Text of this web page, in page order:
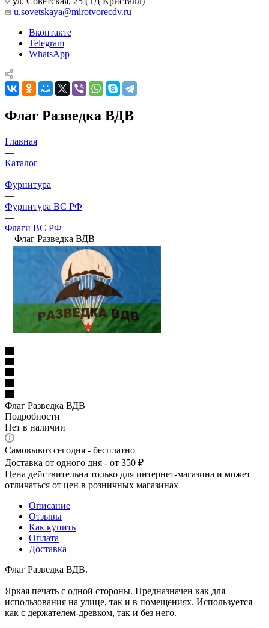
u.sovetskaya@mirotvorecdv.ru
Вконтакте
Telegram
WhatsApp
Флаг Разведка ВДВ
Главная
—
Каталог
—
Фурнитура
—
Фурнитура ВС РФ
—
Флаги ВС РФ
—Флаг Разведка ВДВ
Флаг Разведка ВДВ
Подробности
Нет в наличии
Самовывоз сегодня - бесплатно
Доставка от одного дня - от 350 ₽
Цена действительна только для интернет-магазина и может
отличаться от цен в розничных магазинах
Описание
Отзывы
Как купить
Оплата
Доставка
Флаг Разведка ВДВ.
Яркая печать с одной стороны. Предназначен как для
использования на улице, так и в помещениях. Используется
как с держателем-древком, так и без него.